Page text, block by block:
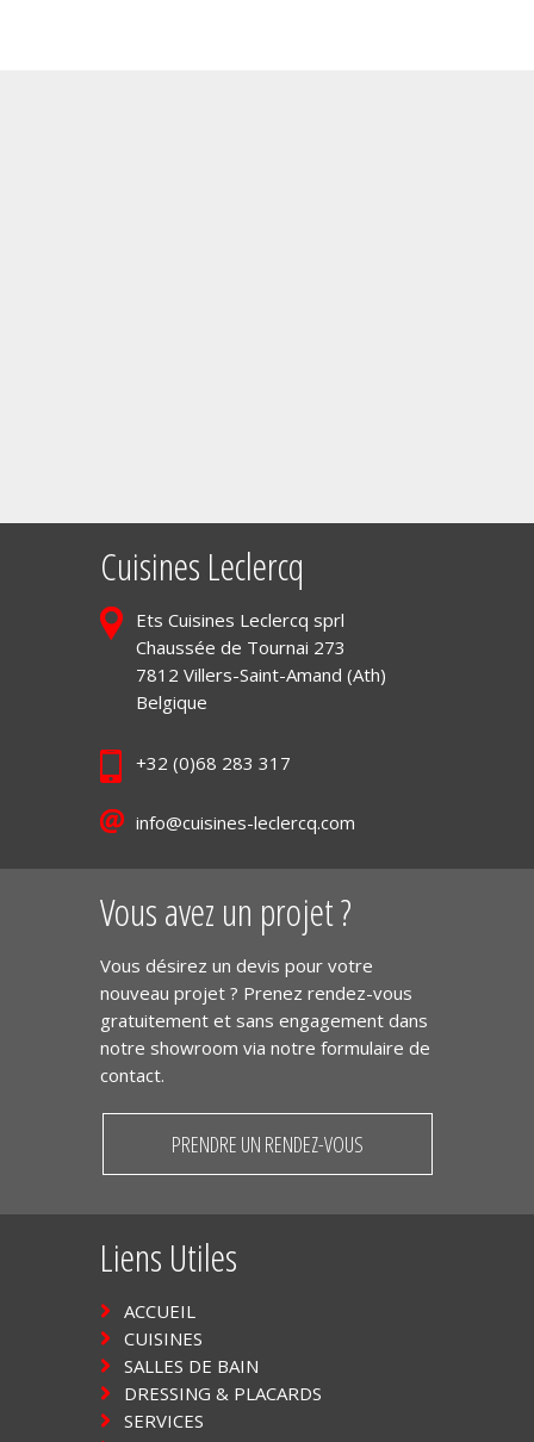
Cuisines Leclercq
Ets Cuisines Leclercq sprl
Chaussée de Tournai 273
7812 Villers-Saint-Amand (Ath)
Belgique
+32 (0)68 283 317
info@cuisines-leclercq.com
Vous avez un projet ?
Vous désirez un devis pour votre
nouveau projet ? Prenez rendez-vous
gratuitement et sans engagement dans
notre showroom via notre formulaire de
contact.
PRENDRE UN RENDEZ-VOUS
Liens Utiles
ACCUEIL
CUISINES
SALLES DE BAIN
DRESSING & PLACARDS
SERVICES